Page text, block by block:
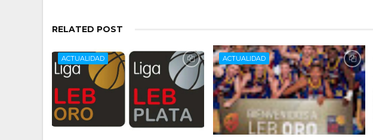
RELATED POST
ACTUALIDAD ACTUALIDAD